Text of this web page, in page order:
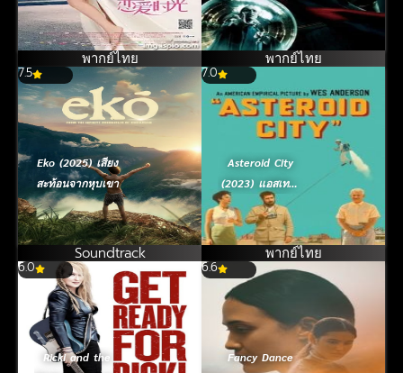
ไมล์เซอร์ไพรส์รัก
พากย์ไทย
of the Phoenix
(2007) แฮร์รี่
พอตเตอร์กับภาคี
นกฟีนิกซ์
พากย์ไทย
7.5
Eko (2025) เสียง
สะท้อนจากหุบเขา
Soundtrack
7.0
Asteroid City
(2023) แอสเทอร
อยด์ ซิตี้
พากย์ไทย
6.0
Ricki and the
6.6
Fancy Dance